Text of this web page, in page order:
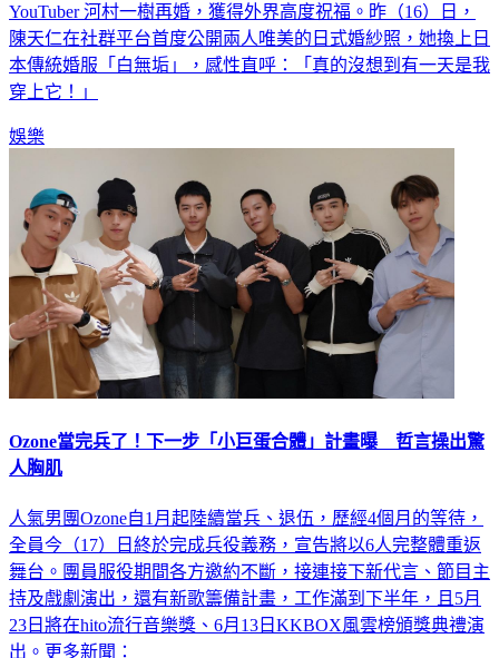
YouTuber 河村一樹再婚，獲得外界高度祝福。昨（16）日，
陳天仁在社群平台首度公開兩人唯美的日式婚紗照，她換上日
本傳統婚服「白無垢」，感性直呼：「真的沒想到有一天是我
穿上它！」
娛樂
Ozone當完兵了！下一步「小巨蛋合體」計畫曝 哲言操出驚
人胸肌
人氣男團Ozone自1月起陸續當兵、退伍，歷經4個月的等待，
全員今（17）日終於完成兵役義務，宣告將以6人完整體重返
舞台。團員服役期間各方邀約不斷，接連接下新代言、節目主
持及戲劇演出，還有新歌籌備計畫，工作滿到下半年，且5月
23日將在hito流行音樂獎、6月13日KKBOX風雲榜頒獎典禮演
出。更多新聞：